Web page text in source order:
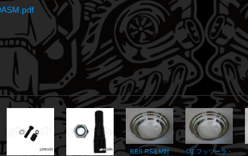
BBS-RS/LM対
OZ フッツーラ・